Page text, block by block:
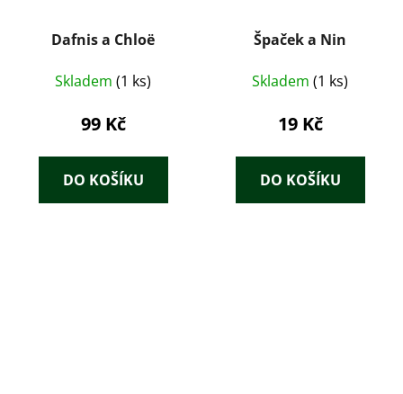
Dafnis a Chloë
Skladem (1 ks)
99 Kč
DO KOŠÍKU
Špaček a Nin
Skladem (1 ks)
19 Kč
DO KOŠÍKU